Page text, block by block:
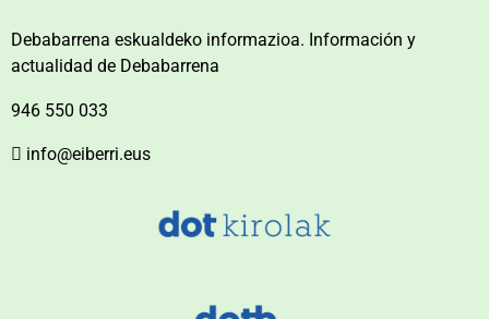
Debabarrena eskualdeko informazioa. Información y
actualidad de Debabarrena
946 550 033
info@eiberri.eus